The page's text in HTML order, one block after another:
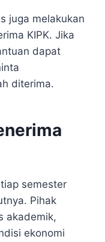
juga melakukan
KIPK. Jika
dapat
diterima.
semester
Pihak
akademik,
ekonomi